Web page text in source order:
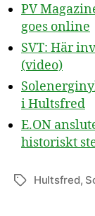
PV
goes online
SVT: Här
(video)
i Hultsfred
E.ON
historiskt
EtiketterHultsfred,